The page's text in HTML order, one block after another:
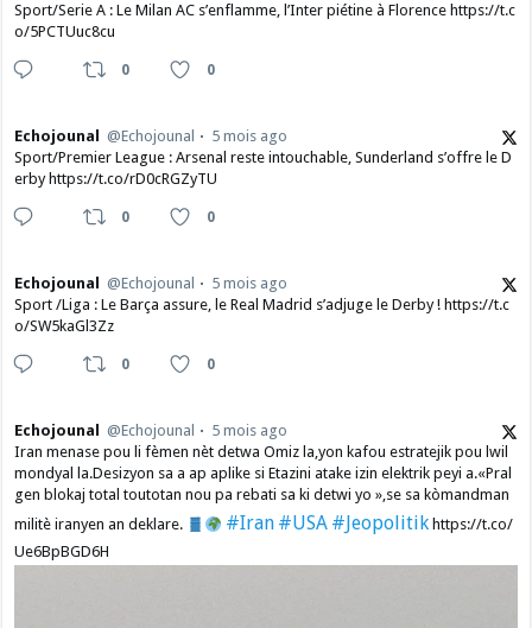
Sport/Serie A : Le Milan AC s’enflamme, l’Inter piétine à Florence https://t.c
o/5PCTUuc8cu
0 0
Echojounal @Echojounal
5 mois ago
Sport/Premier League : Arsenal reste intouchable, Sunderland s’offre le D
erby https://t.co/rD0cRGZyTU
0 0
Echojounal @Echojounal
5 mois ago
Sport /Liga : Le Barça assure, le Real Madrid s’adjuge le Derby ! https://t.c
o/SW5kaGl3Zz
0 0
Echojounal @Echojounal
5 mois ago
Iran menase pou li fèmen nèt detwa Omiz la,yon kafou estratejik pou lwil
mondyal la.Desizyon sa a ap aplike si Etazini atake izin elektrik peyi a.​«Pral
gen blokaj total toutotan nou pa rebati sa ki detwi yo »,se sa kòmandman
militè iranyen an deklare.
#Iran #USA #Jeopolitikhttps://t.co/
Ue6BpBGD6H